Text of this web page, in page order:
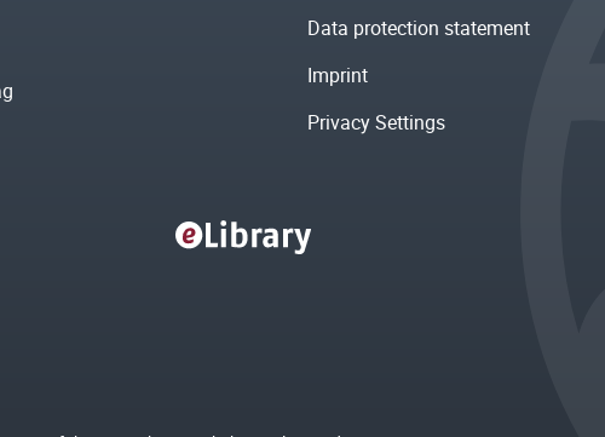
Data protection statement
Imprint
Privacy Settings